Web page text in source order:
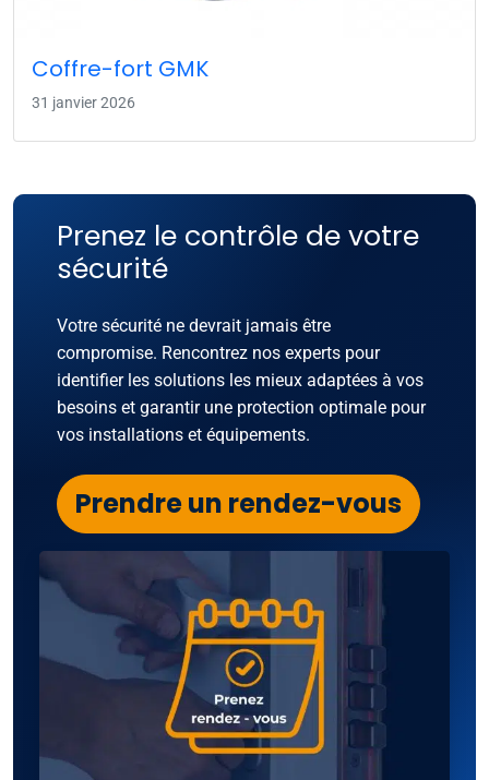
Coffre-fort GMK
31 janvier 2026
Prenez le contrôle de votre
sécurité
Votre sécurité ne devrait jamais être
compromise. Rencontrez nos experts pour
identifier les solutions les mieux adaptées à vos
besoins et garantir une protection optimale pour
vos installations et équipements.
Prendre un rendez-vous